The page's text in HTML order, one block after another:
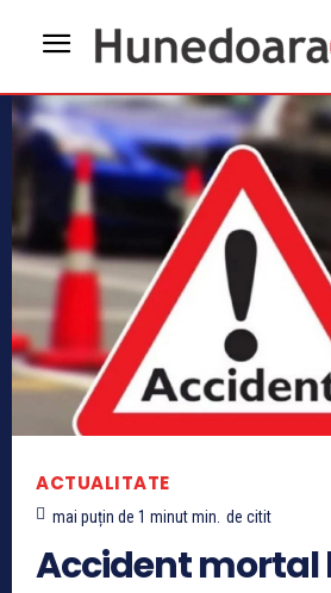
ACTUALITATE
mai puțin de 1 minutmin. de citit
Accident mortal